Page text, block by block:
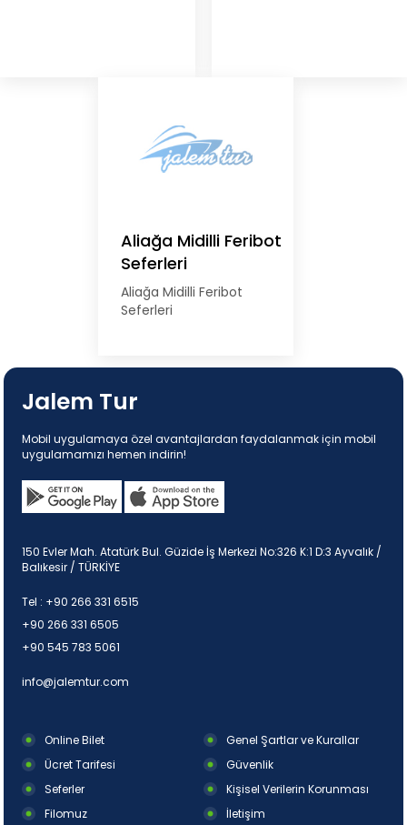
Aliağa Midilli Feribot
Seferleri
Aliağa Midilli Feribot
Seferleri
Jalem Tur
Mobil uygulamaya özel avantajlardan faydalanmak için mobil
uygulamamızı hemen indirin!
150 Evler Mah. Atatürk Bul. Güzide İş Merkezi No:326 K:1 D:3 Ayvalık /
Balıkesir / TÜRKİYE
Tel : +90 266 331 6515
+90 266 331 6505
+90 545 783 5061
info@jalemtur.com
Online Bilet
Ücret Tarifesi
Seferler
Filomuz
Genel Şartlar ve Kurallar
Güvenlik
Kişisel Verilerin Korunması
İletişim